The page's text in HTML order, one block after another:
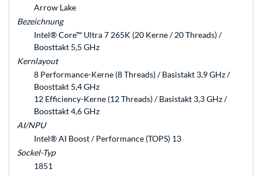
Arrow Lake
Bezeichnung
Intel® Core™ Ultra 7 265K (20 Kerne / 20 Threads) /
Boosttakt 5,5 GHz
Kernlayout
8 Performance-Kerne (8 Threads) / Basistakt 3,9 GHz /
Boosttakt 5,4 GHz
12 Efficiency-Kerne (12 Threads) / Basistakt 3,3 GHz /
Boosttakt 4,6 GHz
AI/NPU
Intel® AI Boost / Performance (TOPS) 13
Sockel-Typ
1851